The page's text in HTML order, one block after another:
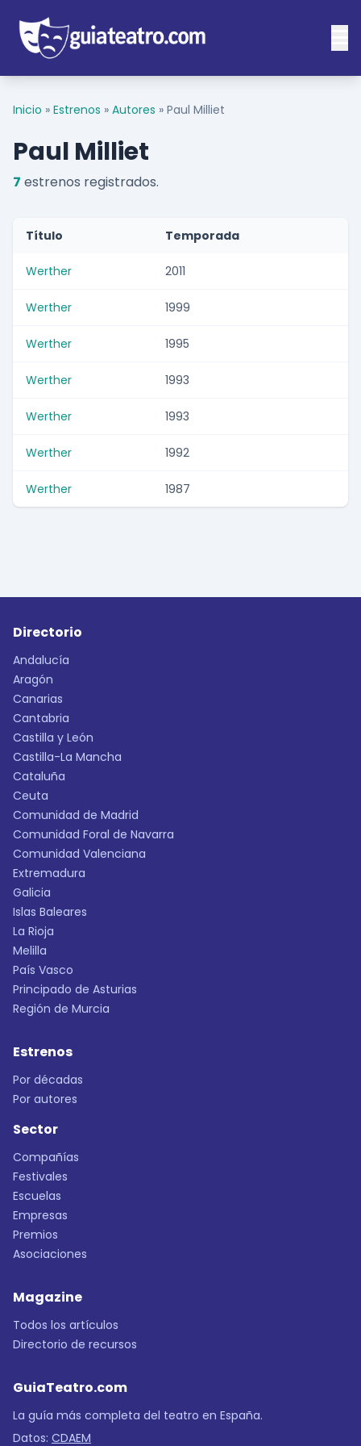
Inicio » Estrenos » Autores » Paul Milliet
Paul Milliet
7 estrenos registrados.
Título Temporada
Werther 2011
Werther 1999
Werther 1995
Werther 1993
Werther 1993
Werther 1992
Werther 1987
Directorio
Andalucía
Aragón
Canarias
Cantabria
Castilla y León
Castilla-La Mancha
Cataluña
Ceuta
Comunidad de Madrid
Comunidad Foral de Navarra
Comunidad Valenciana
Extremadura
Galicia
Islas Baleares
La Rioja
Melilla
País Vasco
Principado de Asturias
Región de Murcia
Estrenos
Por décadas
Por autores
Sector
Compañías
Festivales
Escuelas
Empresas
Premios
Asociaciones
Magazine
Todos los artículos
Directorio de recursos
GuiaTeatro.com
La guía más completa del teatro en España.
Datos: CDAEM